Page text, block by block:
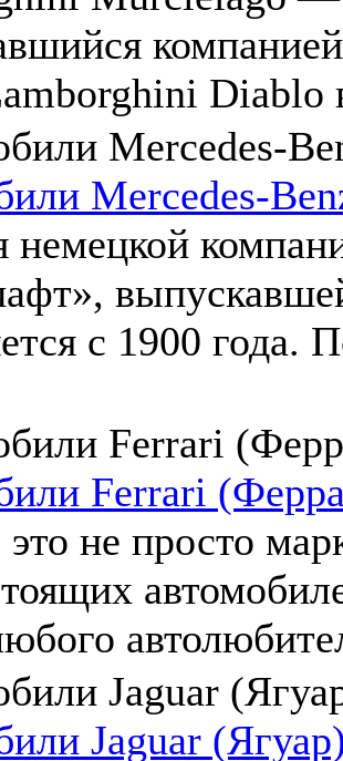
Diablo
Mercedes-
немецкой
с 1900
Ferrari
не просто
Jaguar